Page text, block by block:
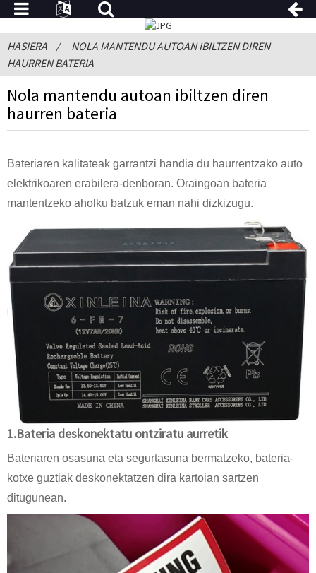
HASIERA
NOLA MANTENDU AUTOAN IBILTZEN DIREN
HAURREN BATERIA
Nola mantendu autoan ibiltzen diren
haurren bateria
Bateriaren kalitateak garrantzi handia du haurrentzako auto
elektrikoaren erabilera-denboran. Oraingoan bateria
mantentzeko aholku batzuk eman nahi dizkizugu.
1.Bateria deskonektatu ontziratu aurretik
Bateriaren osasuna eta segurtasuna bermatzeko, bateria-
kotxe guztiak deskonektatzen dira kartoian sartzen
ditugunean.